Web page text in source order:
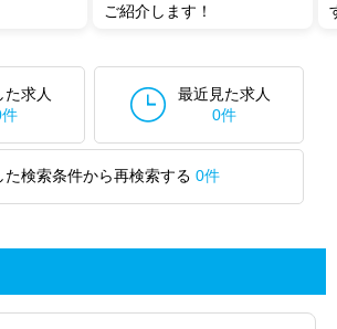
ご紹介します！
た求人
最近見た求人
0件
た検索条件から再検索する 0件